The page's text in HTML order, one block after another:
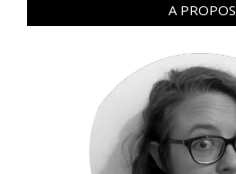
A PROPOS